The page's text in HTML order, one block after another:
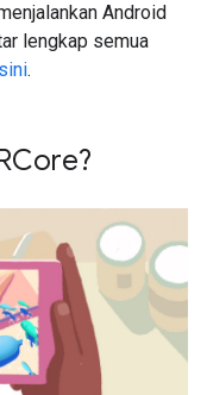
Android
lengkap semua
.